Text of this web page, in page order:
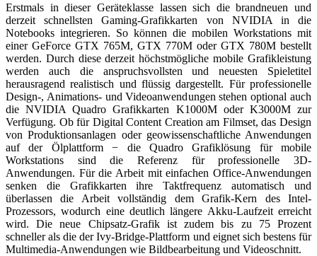
Erstmals in dieser Geräteklasse lassen sich die brandneuen und
derzeit schnellsten Gaming-Grafikkarten von NVIDIA in die
Notebooks integrieren. So können die mobilen Workstations mit
einer GeForce GTX 765M, GTX 770M oder GTX 780M bestellt
werden. Durch diese derzeit höchstmögliche mobile Grafikleistung
werden auch die anspruchsvollsten und neuesten Spieletitel
herausragend realistisch und flüssig dargestellt. Für professionelle
Design-, Animations- und Videoanwendungen stehen optional auch
die NVIDIA Quadro Grafikkarten K1000M oder K3000M zur
Verfügung. Ob für Digital Content Creation am Filmset, das Design
von Produktionsanlagen oder geowissenschaftliche Anwendungen
auf der Ölplattform − die Quadro Grafiklösung für mobile
Workstations sind die Referenz für professionelle 3D-
Anwendungen. Für die Arbeit mit einfachen Office-Anwendungen
senken die Grafikkarten ihre Taktfrequenz automatisch und
überlassen die Arbeit vollständig dem Grafik-Kern des Intel-
Prozessors, wodurch eine deutlich längere Akku-Laufzeit erreicht
wird. Die neue Chipsatz-Grafik ist zudem bis zu 75 Prozent
schneller als die der Ivy-Bridge-Plattform und eignet sich bestens für
Multimedia-Anwendungen wie Bildbearbeitung und Videoschnitt.